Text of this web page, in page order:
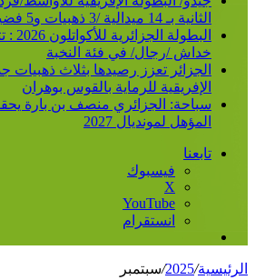
الثانية بـ 14 ميدالية /3 ذهبيات و5 فضيات و6 برونزيات/
خداش /رجال/ في فئة النخبة
الجزائر تعزز رصيدها بثلاث ذهبيات
الإفريقية للرماية بالقوس بوهران
سباحة: الجزائري منصف بن بارة
المؤهل لمونديال 2027
تابعنا
فيسبوك
‫X
‫YouTube
انستقرام
جانبيالرئيسية/
2025
/سبتمبر